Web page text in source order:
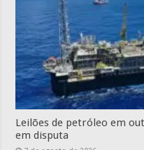
Leilões de petróleo em
em disputa